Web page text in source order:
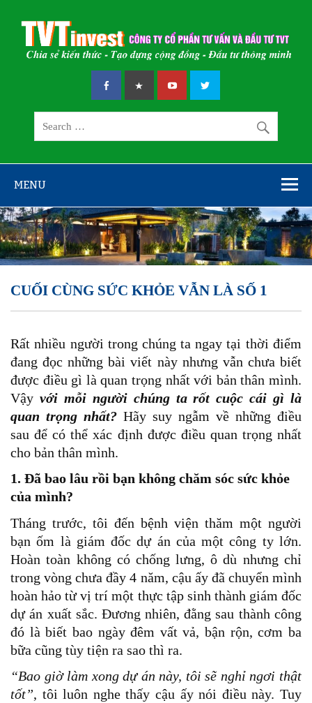
content
CÔNG TY CỔ
PHẦN TƯ VẤN
VÀ ĐẦU TƯ
TVT
Chia sẻ kiến thức – Tạo dựng cộng đồng – Đầu tư thông minh
MENU
CUỐI CÙNG SỨC KHỎE VẪN LÀ SỐ 1
Rất nhiều người trong chúng ta ngay tại thời điểm
đang đọc những bài viết này nhưng vẫn chưa biết
được điều gì là quan trọng nhất với bản thân mình.
Vậyvới mỗi người chúng ta rốt cuộc cái gì là
quan trọng nhất? Hãy suy ngẫm về những điều
sau để có thể xác định được điều quan trọng nhất
cho bản thân mình.
1. Đã bao lâu rồi bạn không chăm sóc sức khỏe
của mình?
Tháng trước, tôi đến bệnh viện thăm một người
bạn ốm là giám đốc dự án của một công ty lớn.
Hoàn toàn không có chống lưng, ô dù nhưng chỉ
trong vòng chưa đầy 4 năm, cậu ấy đã chuyển mình
hoàn hảo từ vị trí một thực tập sinh thành giám đốc
dự án xuất sắc. Đương nhiên, đằng sau thành công
đó là biết bao ngày đêm vất vả, bận rộn, cơm ba
bữa cũng tùy tiện ra sao thì ra.
“Bao giờ làm xong dự án này, tôi sẽ nghỉ ngơi thật
tốt”, tôi luôn nghe thấy cậu ấy nói điều này. Tuy